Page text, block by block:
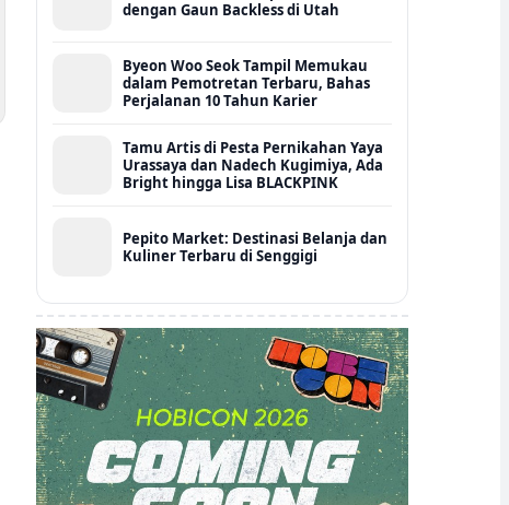
dengan Gaun Backless di Utah
Byeon Woo Seok Tampil Memukau
dalam Pemotretan Terbaru, Bahas
Perjalanan 10 Tahun Karier
Tamu Artis di Pesta Pernikahan Yaya
Urassaya dan Nadech Kugimiya, Ada
Bright hingga Lisa BLACKPINK
Pepito Market: Destinasi Belanja dan
Kuliner Terbaru di Senggigi